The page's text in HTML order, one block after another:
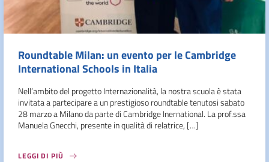
Roundtable Milan: un evento per le Cambridge
International Schools in Italia
Nell’ambito del progetto Internazionalità, la nostra scuola è stata
invitata a partecipare a un prestigioso roundtable tenutosi sabato
28 marzo a Milano da parte di Cambridge Inernational. La prof.ssa
Manuela Gnecchi, presente in qualità di relatrice, […]
LEGGI DI PIÙ